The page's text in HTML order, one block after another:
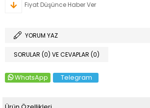
Fiyat Düşünce Haber Ver
YORUM YAZ
SORULAR (0) VE CEVAPLAR (0)
WhatsApp Telegram